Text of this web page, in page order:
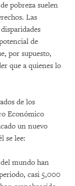
pobreza suelen
Las
de
por supuesto,
que a quienes lo
de los
Económico
un nuevo
se lee:
mundo han
casi 5,000